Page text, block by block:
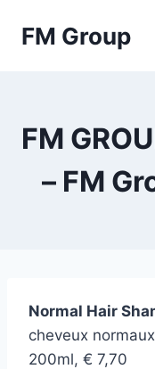
FM Group
FM
– FM
Normal Hair
cheveux normaux
200ml, € 7,70